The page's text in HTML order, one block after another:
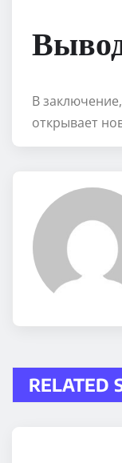
В
открывает
RELATED